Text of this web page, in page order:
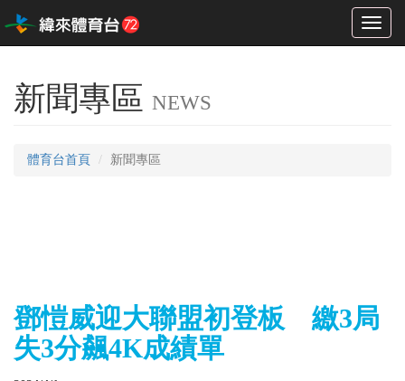
Toggle
新聞專區 NEWS
體育台首頁 新聞專區
鄧愷威迎大聯盟初登板 繳3局
失3分飆4K成績單